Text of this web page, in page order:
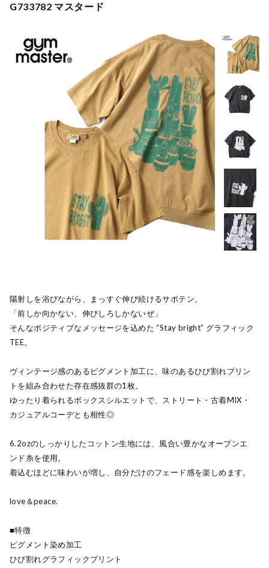
G733782 マスタード
陽射しを浴びながら、まっすぐ伸び続けるサボテン。
「前しか向かない、伸びしろしかないぜ」
そんなポジティブなメッセージを込めた “Stay bright” グラフィック
TEE。
ヴィンテージ感のあるピグメント加工に、味のあるひび割れプリン
トを組み合わせた存在感抜群の1枚。
ゆったり着られるボックスシルエットで、ストリート・古着MIX・
カジュアルコーデとも相性◎
6.2ozのしっかりしたコットン生地には、風合い豊かなオープンエ
ンド糸を使用。
着込むほどに味わいが増し、自分だけのフェード感を楽しめます。
love＆peace.
■特徴
ピグメント染め加工
ひび割れグラフィックプリント